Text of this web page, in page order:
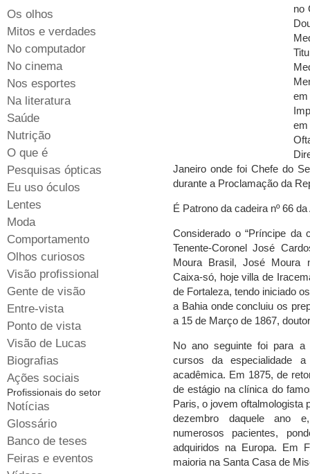
no
Janeiro onde foi Chefe do
durante a Proclamação da
É Patrono da cadeira nº 66
Considerado o “Príncipe da
Tenente-Coronel José
Moura Brasil, José Moura
Caixa-só, hoje villa de
de Fortaleza, tendo iniciado
a Bahia onde concluiu os
a 15 de Março de 1867,
No ano seguinte foi para a
cursos da especialidade
acadêmica. Em 1875, de
de estágio na clínica do
Paris, o jovem oftalmologista
dezembro daquele ano
numerosos pacientes,
adquiridos na Europa. Em
maioria na Santa Casa de
Os olhos
Mitos e verdades
No computador
No cinema
Nos esportes
Na literatura
Saúde
Nutrição
O que é
Pesquisas ópticas
Eu uso óculos
Lentes
Moda
Comportamento
Olhos curiosos
Visão profissional
Gente de visão
Entre-vista
Ponto de vista
Visão de Lucas
Biografias
Ações sociais
Profissionais do setor
Notícias
Glossário
Banco de teses
Feiras e eventos